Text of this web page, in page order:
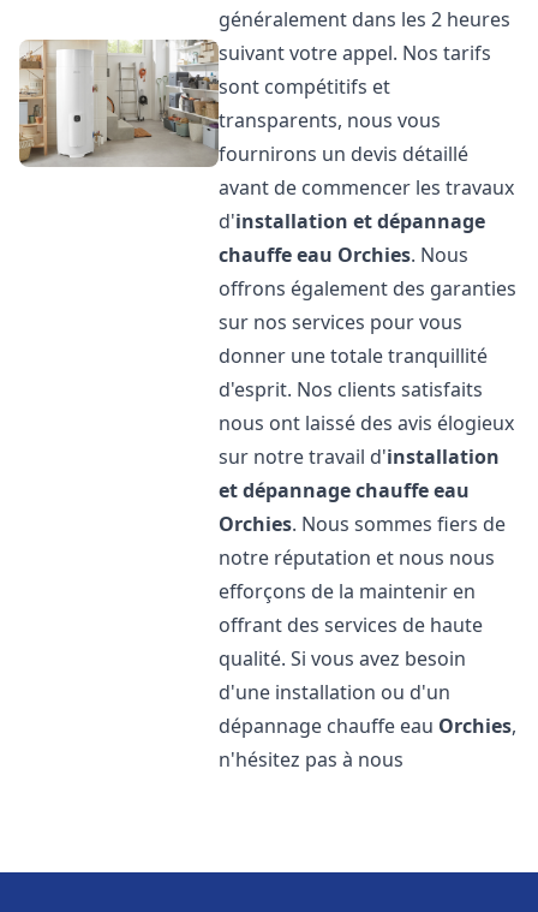
généralement dans les 2 heures
suivant votre appel. Nos tarifs
sont compétitifs et
transparents, nous vous
fournirons un devis détaillé
avant de commencer les travaux
d'installation et dépannage
chauffe eau Orchies. Nous
offrons également des garanties
sur nos services pour vous
donner une totale tranquillité
d'esprit. Nos clients satisfaits
nous ont laissé des avis élogieux
sur notre travail d'installation
et dépannage chauffe eau
Orchies. Nous sommes fiers de
notre réputation et nous nous
efforçons de la maintenir en
offrant des services de haute
qualité. Si vous avez besoin
d'une installation ou d'un
dépannage chauffe eau Orchies,
n'hésitez pas à nous